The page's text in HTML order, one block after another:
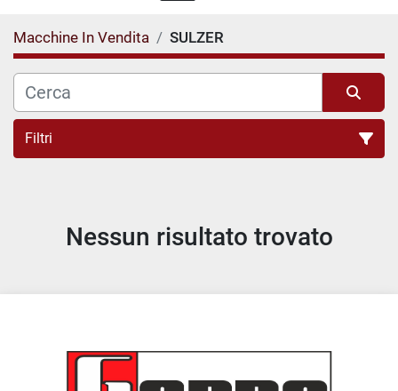
Macchine In Vendita SULZER
Filtri
Ordina per
Nessun risultato trovato